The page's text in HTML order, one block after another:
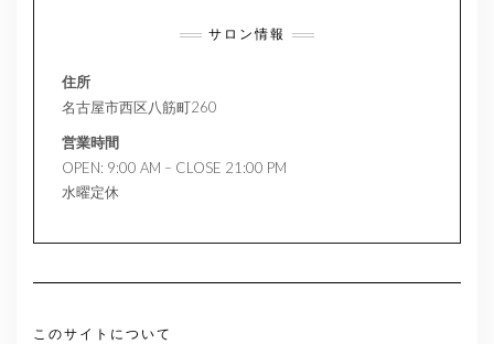
サロン情報
住所
名古屋市西区八筋町260
営業時間
OPEN: 9:00 AM – CLOSE 21:00 PM
水曜定休
このサイトについて